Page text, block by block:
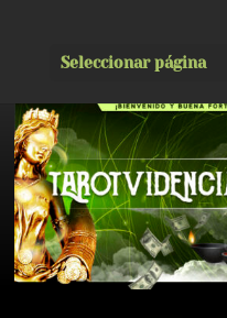
Seleccionar página